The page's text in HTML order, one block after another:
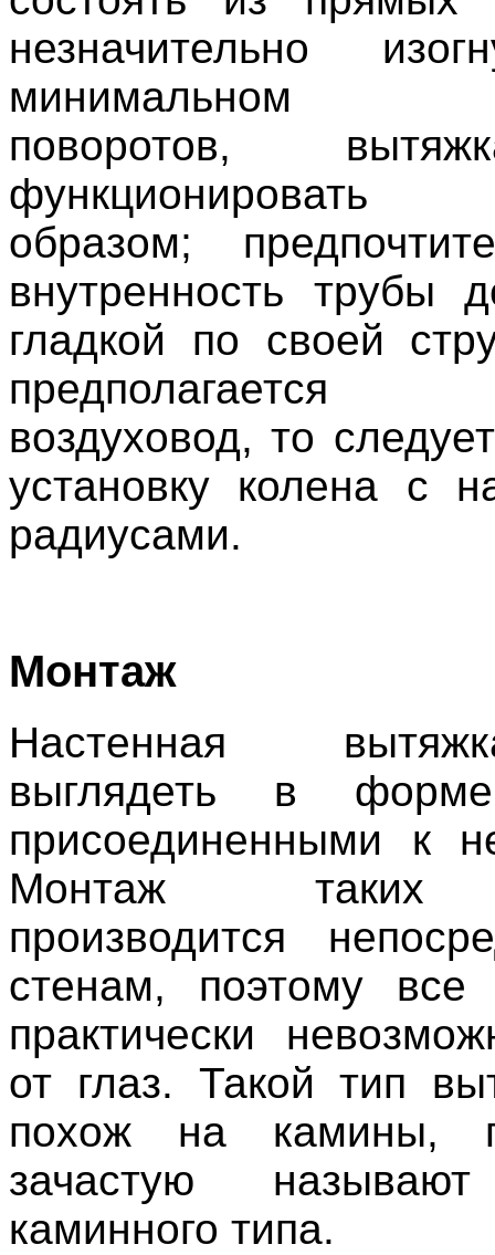
незначительно
минимальном
поворотов,
функционировать
образом;
внутренность трубы
гладкой по своей
предполагается
воздуховод, то
установку колена с
радиусами.
Монтаж
Настенная
выглядеть в
присоединенными к
Монтаж таких
производится
стенам, поэтому
практически
от глаз. Такой тип
похож на камины,
зачастую
каминного типа.